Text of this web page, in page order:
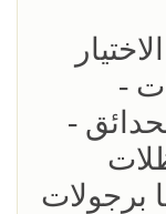
-
الحدائق -
برجولات